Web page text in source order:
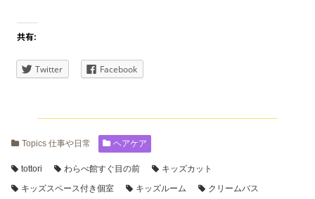
共有:
Twitter Facebook
Topics 仕事や日常 ヘアケア
tottori わらべ館すぐ目の前
キッズカット
キッズスペース付き個室
キッズルーム
クリームバス